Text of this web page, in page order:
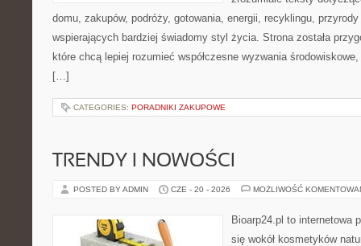
domu, zakupów, podróży, gotowania, energii, recyklingu,
wspierających bardziej świadomy styl życia. Strona została
które chcą lepiej rozumieć współczesne wyzwania
[…]
CATEGORIES: PORADNIKI ZAKUPOWE
TRENDY I NOWOŚCI
POSTED BY ADMIN CZE - 20 - 2026 MOŻLIWOŚĆ
Bioarp24.pl to internetowa
się wokół kosmetyków